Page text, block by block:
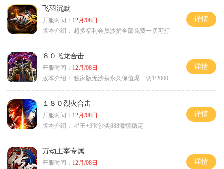
飞羽沉默
开服时间： 12月/08日
版本介绍：
超多福利会员沙捐全部免费一切可打
详情
８０飞龙合击
开服时间： 12月/08日
版本介绍： 独家版无沙捐永久保值爆一切1:2000回1
详情
１８０烈火合击
开服时间： 12月/08日
版本介绍： 星王+3套沙奖888激情稳定
详情
万劫主宰专属
开服时间： 12月/08日
详情